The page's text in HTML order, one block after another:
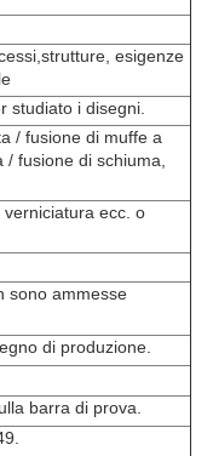
esigenze
studiato i disegni.
/ fusione di muffe a
/ fusione di schiuma,
ecc. o
sono ammesse
di produzione.
barra di prova.